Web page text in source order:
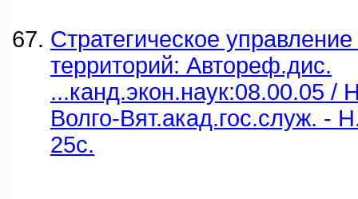
Стратегическое
территорий: Автореф.дис.
...канд.экон.наук:08.00.05 /
Волго-Вят.акад.гос.служ. -
25с.